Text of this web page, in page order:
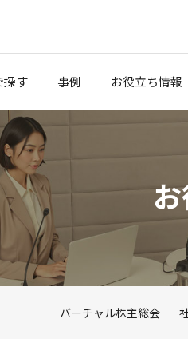
探す
京）
（東京）
事例 お役立ち情報
バーチャル株主総会